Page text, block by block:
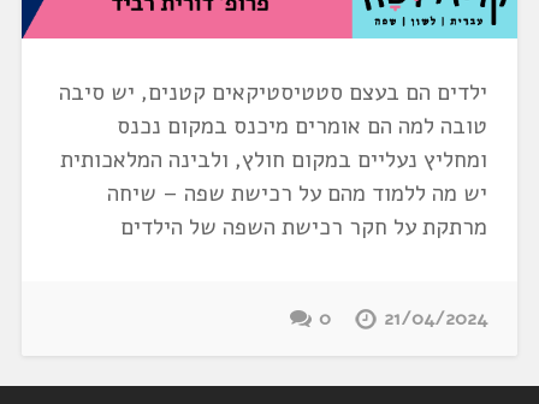
ילדים הם בעצם סטטיסטיקאים קטנים, יש סיבה
טובה למה הם אומרים מיכנס במקום נכנס
ומחליץ נעליים במקום חולץ, ולבינה המלאכותית
יש מה ללמוד מהם על רכישת שפה – שיחה
מרתקת על חקר רכישת השפה של הילדים
21/04/2024
0